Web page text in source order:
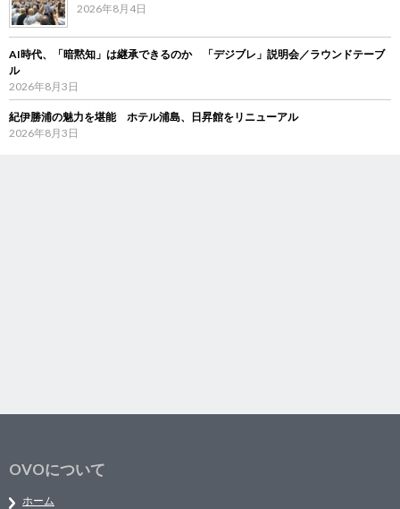
2026年8月4日
AI時代、「暗黙知」は継承できるのか 「デジブレ」説明会／ラウンドテーブ
ル
2026年8月3日
紀伊勝浦の魅力を堪能 ホテル浦島、日昇館をリニューアル
2026年8月3日
OVOについて
ホーム